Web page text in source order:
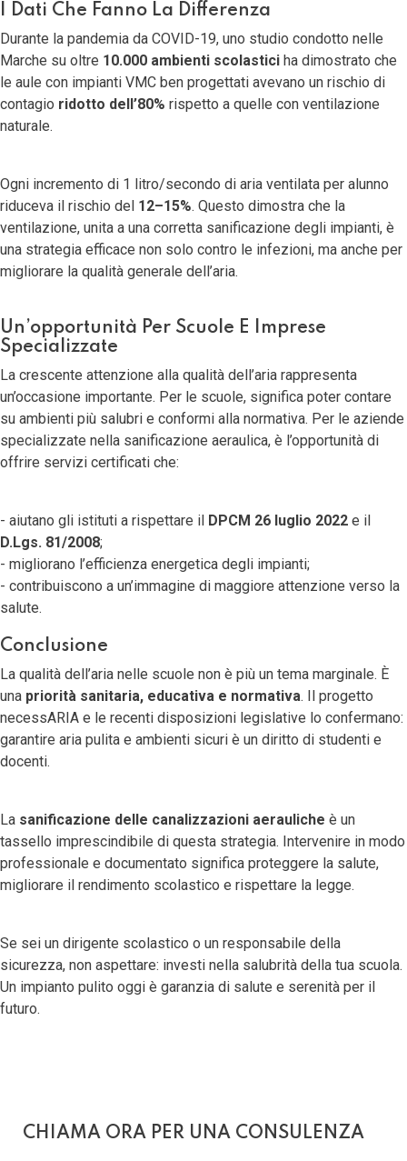
I Dati Che Fanno La Differenza
Durante la pandemia da COVID-19, uno studio condotto nelle
Marche su oltre 10.000 ambienti scolastici ha dimostrato che
le aule con impianti VMC ben progettati avevano un rischio di
contagio ridotto dell’80% rispetto a quelle con ventilazione
naturale.
Ogni incremento di 1 litro/secondo di aria ventilata per alunno
riduceva il rischio del 12–15%. Questo dimostra che la
ventilazione, unita a una corretta sanificazione degli impianti, è
una strategia efficace non solo contro le infezioni, ma anche per
migliorare la qualità generale dell’aria.
Un’opportunità Per Scuole E Imprese
Specializzate
La crescente attenzione alla qualità dell’aria rappresenta
un’occasione importante. Per le scuole, significa poter contare
su ambienti più salubri e conformi alla normativa. Per le aziende
specializzate nella sanificazione aeraulica, è l’opportunità di
offrire servizi certificati che:
- aiutano gli istituti a rispettare il DPCM 26 luglio 2022 e il
D.Lgs. 81/2008;
- migliorano l’efficienza energetica degli impianti;
- contribuiscono a un’immagine di maggiore attenzione verso la
salute.
Conclusione
La qualità dell’aria nelle scuole non è più un tema marginale. È
una priorità sanitaria, educativa e normativa. Il progetto
necessARIA e le recenti disposizioni legislative lo confermano:
garantire aria pulita e ambienti sicuri è un diritto di studenti e
docenti.
La sanificazione delle canalizzazioni aerauliche è un
tassello imprescindibile di questa strategia. Intervenire in modo
professionale e documentato significa proteggere la salute,
migliorare il rendimento scolastico e rispettare la legge.
Se sei un dirigente scolastico o un responsabile della
sicurezza, non aspettare: investi nella salubrità della tua scuola.
Un impianto pulito oggi è garanzia di salute e serenità per il
futuro.
CHIAMA ORA PER UNA CONSULENZA